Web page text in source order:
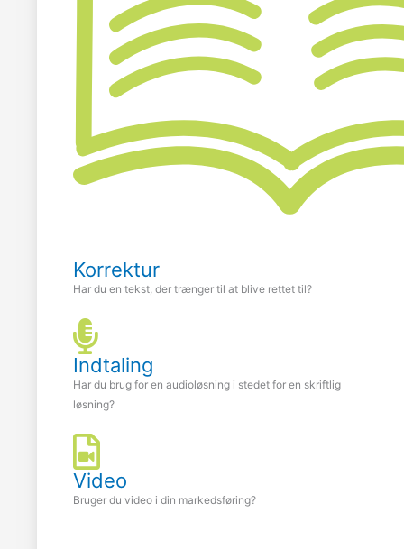
Korrektur
Har du en tekst, der trænger til at blive rettet til?
Indtaling
Har du brug for en audioløsning i stedet for en skriftlig
løsning?
Video
Bruger du video i din markedsføring?